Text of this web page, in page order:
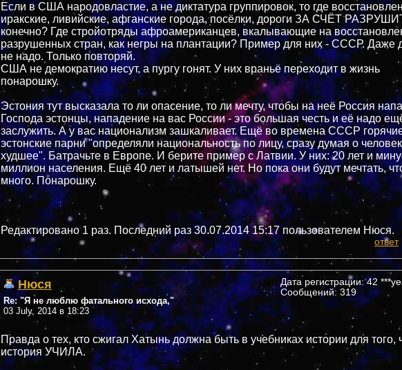
Если в США народовластие, а не диктатура группировок, то где
иракские, ливийские, афганские города, посёлки, дороги ЗА СЧЁТ
конечно? Где стройотряды афроамериканцев, вкалывающие на
разрушенных стран, как негры на плантации? Пример для них - СССР. Даже
не надо. Только повторяй.
США не демократию несут, а пургу гонят. У них враньё переходит в жизнь
понарошку.
Эстония тут высказала то ли опасение, то ли мечту, чтобы на неё Россия
Господа эстонцы, нападение на вас России - это большая честь и её надо
заслужить. А у вас национализм зашкаливает. Ещё во времена СССР
эстонские парни "определяли национальность по лицу, сразу думая о
худшее". Батрачьте в Европе. И берите пример с Латвии. У них: 20 лет и
миллион населения. Ещё 40 лет и латышей нет. Но пока они будут мечтать,
много. Понарошку.
Редактировано 1 раз. Последний раз 30.07.2014 15:17 пользователем Нюся.
ответ
Нюся
Re: "Я не люблю фатального исхода,"
03 July, 2014 в 18:23
Дата регистрации: 42
Сообщений: 319
Правда о тех, кто сжигал Хатынь должна быть в учебниках истории для того,
история УЧИЛА.